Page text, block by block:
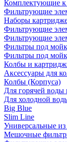
Комплектующие к
Фильтрующие
Наборы
Фильтрующие
Фильтрующие
Фильтры под
Фильтры под
Колбы и
Аксессуары для
Колбы (Корпуса)
Для горячей воды
Для холодной
Big Blue
Slim Line
Универсальные
Мешочные